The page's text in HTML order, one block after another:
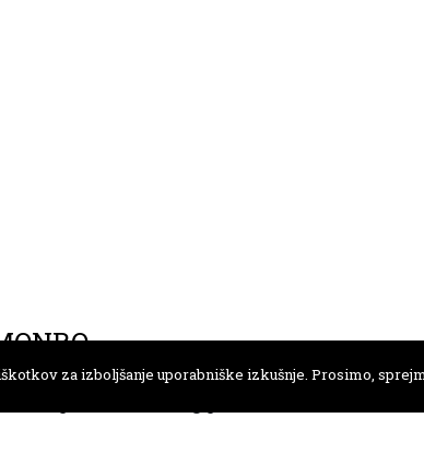
+386 41 723 146
za izboljšanje uporabniške izkušnje. Prosimo,